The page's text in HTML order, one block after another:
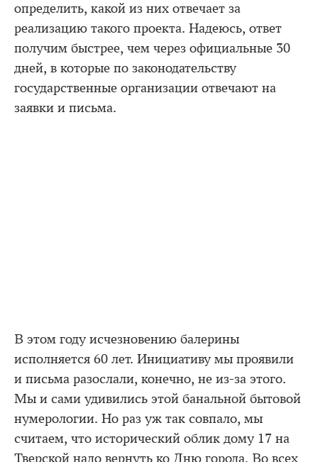
определить, какой из них отвечает за
реализацию такого проекта. Надеюсь, ответ
получим быстрее, чем через официальные 30
дней, в которые по законодательству
государственные организации отвечают на
заявки и письма.
В этом году исчезновению балерины
исполняется 60 лет. Инициативу мы проявили
и письма разослали, конечно, не из-за этого.
Мы и сами удивились этой банальной бытовой
нумерологии. Но раз уж так совпало, мы
считаем, что исторический облик дому 17 на
Тверской надо вернуть ко Дню города. Во всех